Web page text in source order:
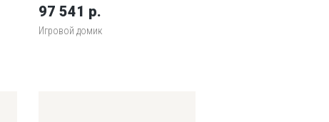
97 541 р.
Игровой домик